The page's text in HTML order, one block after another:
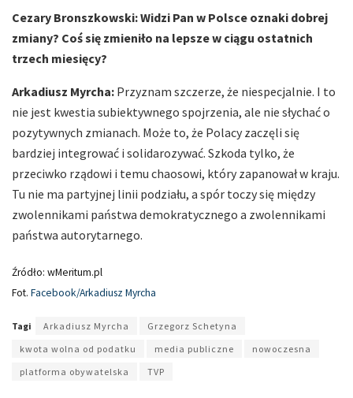
Cezary Bronszkowski: Widzi Pan w Polsce oznaki dobrej
zmiany? Coś się zmieniło na lepsze w ciągu ostatnich
trzech miesięcy?
Arkadiusz Myrcha: Przyznam szczerze, że niespecjalnie. I to
nie jest kwestia subiektywnego spojrzenia, ale nie słychać o
pozytywnych zmianach. Może to, że Polacy zaczęli się
bardziej integrować i solidarozywać. Szkoda tylko, że
przeciwko rządowi i temu chaosowi, który zapanował w kraju.
Tu nie ma partyjnej linii podziału, a spór toczy się między
zwolennikami państwa demokratycznego a zwolennikami
państwa autorytarnego.
Źródło: wMeritum.pl
Fot. Facebook/Arkadiusz Myrcha
Tagi Arkadiusz Myrcha
Grzegorz Schetyna
kwota wolna od podatku
media publiczne
nowoczesna
platforma obywatelska
TVP